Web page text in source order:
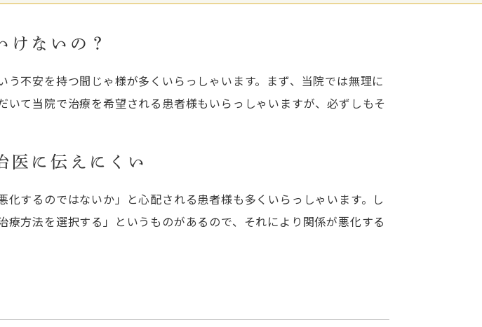
けないの？
不安を持つ間じゃ様が多くいらっしゃいます。まず、当院では無理に
て当院で治療を希望される患者様もいらっしゃいますが、必ずしもそ
医に伝えにくい
するのではないか」と心配される患者様も多くいらっしゃいます。し
方法を選択する」というものがあるので、それにより関係が悪化する